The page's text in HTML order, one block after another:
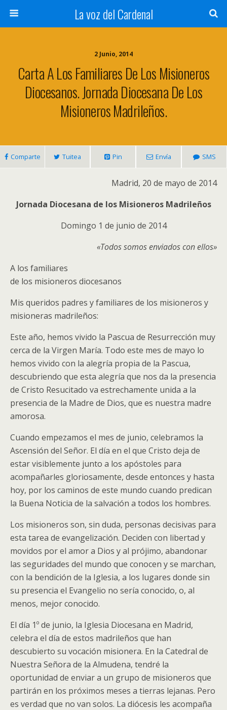
La voz del Cardenal
2 Junio, 2014
Carta A Los Familiares De Los Misioneros
Diocesanos. Jornada Diocesana De Los
Misioneros Madrileños.
Comparte Tuitea Pin Envía SMS
Madrid, 20 de mayo de 2014
Jornada Diocesana de los Misioneros Madrileños
Domingo 1 de junio de 2014
«Todos somos enviados con ellos»
A los familiares
de los misioneros diocesanos
Mis queridos padres y familiares de los misioneros y
misioneras madrileños:
Este año, hemos vivido la Pascua de Resurrección muy
cerca de la Virgen María. Todo este mes de mayo lo
hemos vivido con la alegría propia de la Pascua,
descubriendo que esta alegría que nos da la presencia
de Cristo Resucitado va estrechamente unida a la
presencia de la Madre de Dios, que es nuestra madre
amorosa.
Cuando empezamos el mes de junio, celebramos la
Ascensión del Señor. El día en el que Cristo deja de
estar visiblemente junto a los apóstoles para
acompañarles gloriosamente, desde entonces y hasta
hoy, por los caminos de este mundo cuando predican
la Buena Noticia de la salvación a todos los hombres.
Los misioneros son, sin duda, personas decisivas para
esta tarea de evangelización. Deciden con libertad y
movidos por el amor a Dios y al prójimo, abandonar
las seguridades del mundo que conocen y se marchan,
con la bendición de la Iglesia, a los lugares donde sin
su presencia el Evangelio no sería conocido, o, al
menos, mejor conocido.
El día 1º de junio, la Iglesia Diocesana en Madrid,
celebra el día de estos madrileños que han
descubierto su vocación misionera. En la Catedral de
Nuestra Señora de la Almudena, tendré la
oportunidad de enviar a un grupo de misioneros que
partirán en los próximos meses a tierras lejanas. Pero
es verdad que no van solos. La diócesis les acompaña